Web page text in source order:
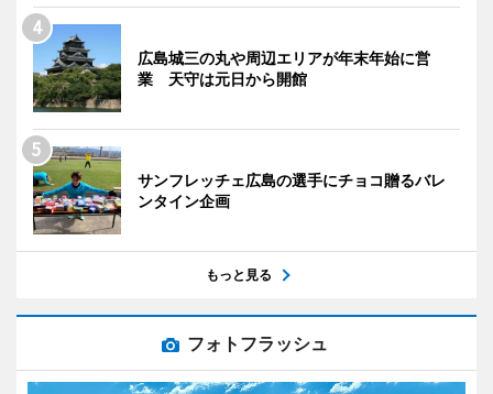
広島城三の丸や周辺エリアが年末年始に営
業 天守は元日から開館
サンフレッチェ広島の選手にチョコ贈るバレ
ンタイン企画
もっと見る
フォトフラッシュ